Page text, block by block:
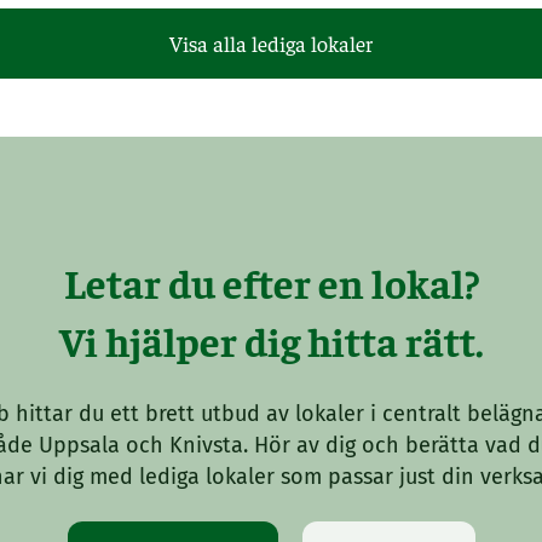
Kontor:9 m² Tillträde: 2026-10-01
Hyvelgatan 14-16
Visa alla lediga lokaler
Letar du efter en lokal?
Vi hjälper dig hitta rätt.
hittar du ett brett utbud av lokaler i centralt
Uppsala och Knivsta. Hör av dig och berätta vad
vi dig med lediga lokaler som passar just din